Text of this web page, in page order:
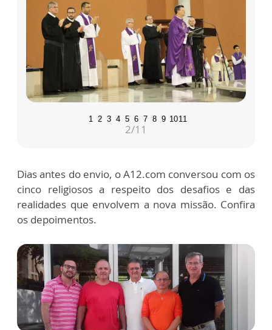
1 2 3 4 5 6 7 8 9 1011
2/11
Dias antes do envio, o A12.com conversou com os
cinco religiosos a respeito dos desafios e das
realidades que envolvem a nova missão. Confira
os depoimentos.